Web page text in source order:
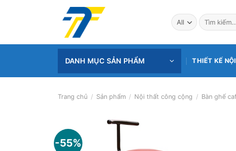
Tìm
kiếm:
DANH MỤC SẢN PHẨM THIẾT KẾ
Trang chủ / Sản phẩm / Nội thất công cộng / Bàn ghế
-55%